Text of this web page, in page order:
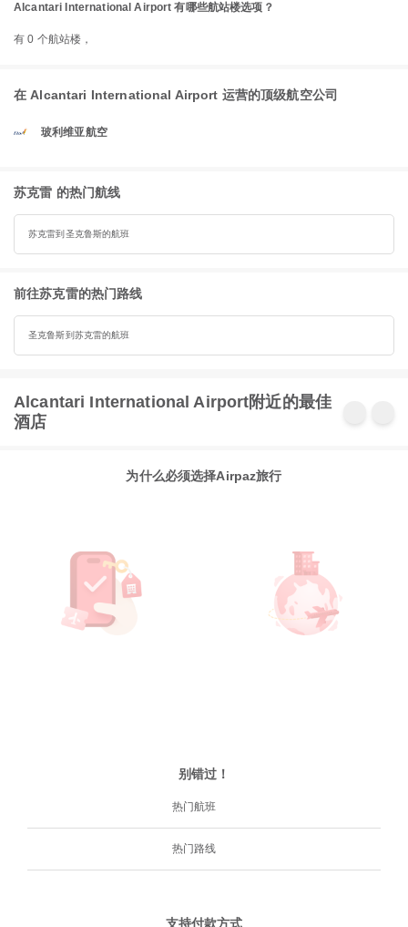
Alcantari International Airport 有哪些航站楼选项？
有 0 个航站楼，
在 Alcantari International Airport 运营的顶级航空公司
玻利维亚航空
苏克雷 的热门航线
苏克雷到圣克鲁斯的航班
前往苏克雷的热门路线
圣克鲁斯到苏克雷的航班
Alcantari International Airport附近的最佳
酒店
为什么必须选择Airpaz旅行
别错过！
热门航班
热门路线
支持付款方式